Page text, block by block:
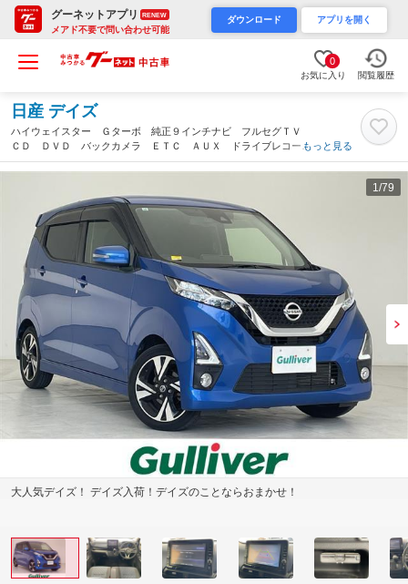
グーネットアプリ RENEW
メアド不要で問い合わせ可能
ダウンロード アプリを開く
0
お気に入り 閲覧履歴
日産 デイズ
ハイウェイスター Ｇターボ 純正９インチナビ フルセグＴＶ
ＣＤ ＤＶＤ バックカメラ ＥＴＣ ＡＵＸ ドライブレコーダ
ー ＬＥＤヘッドライト オートライト 衝突軽減ブレーキ プッ
シュスタート スマートキー コーナーセンサー（沖縄県）
もっと見る
1 /79
大人気デイズ！ デイズ入荷！デイズのことならおまかせ！